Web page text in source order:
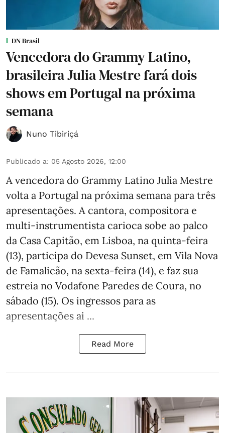
DN Brasil
Vencedora do Grammy Latino,
brasileira Julia Mestre fará dois
shows em Portugal na próxima
semana
Nuno Tibiriçá
Publicado a: 05 Agosto 2026, 12:00
A vencedora do Grammy Latino Julia Mestre
volta a Portugal na próxima semana para três
apresentações. A cantora, compositora e
multi-instrumentista carioca sobe ao palco
da Casa Capitão, em Lisboa, na quinta-feira
(13), participa do Devesa Sunset, em Vila Nova
de Famalicão, na sexta-feira (14), e faz sua
estreia no Vodafone Paredes de Coura, no
sábado (15). Os ingressos para as
apresentações ai ...
Read More